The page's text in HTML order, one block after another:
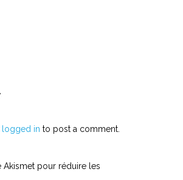
logged in to post a comment.
Akismet pour réduire les